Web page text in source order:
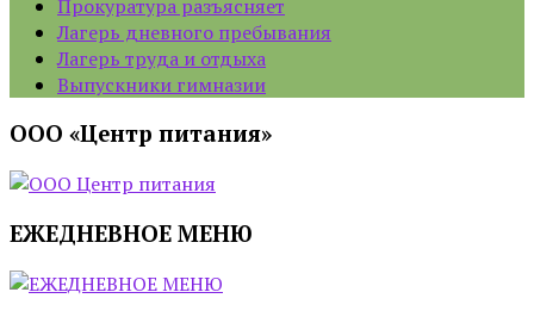
Прокуратура разъясняет
Лагерь дневного пребывания
Лагерь труда и отдыха
Выпускники гимназии
ООО «Центр питания»
ЕЖЕДНЕВНОЕ МЕНЮ